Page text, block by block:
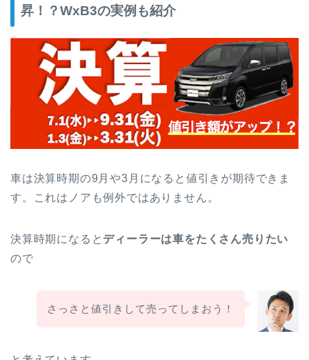
昇！？WxB3の実例も紹介
車は決算時期の9月や3月になると値引きが期待できま
す。これはノアも例外ではありません。
決算時期になると ディーラーは車をたくさん売りたい
ので
さっさと値引きして売ってしまおう！